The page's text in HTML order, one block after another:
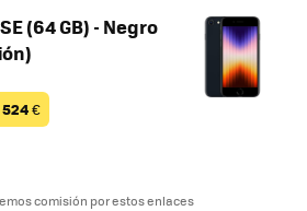
(64 GB) - Negro
524€
comisión por estos enlaces